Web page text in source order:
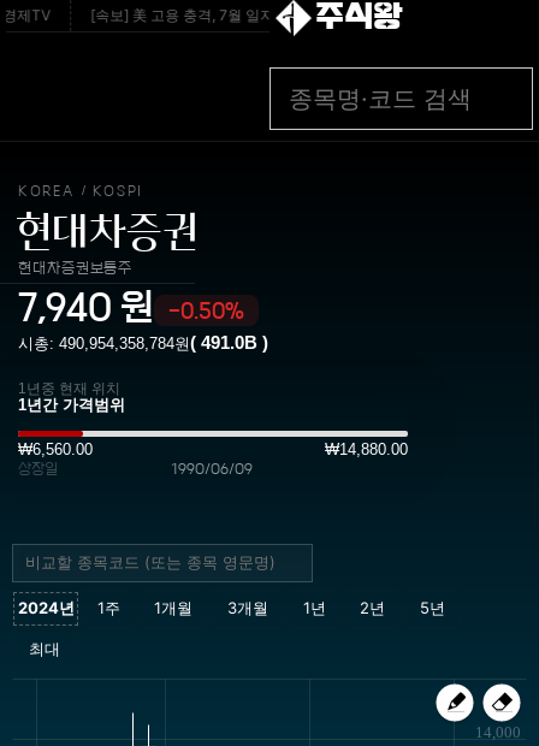
TV [속보] 美 고용 충격, 7월 일자리 2만3000개 감소… ‘9월 금리 인상’ 제동
주식왕
KOREA / KOSPI
현대차증권
현대차증권보통주
7,940 원 -0.50%
시총: 490,954,358,784원( 491.0B )
1년중 현재 위치
₩6,560.00 ₩14,880.00
상장일 1990/06/09
14,000